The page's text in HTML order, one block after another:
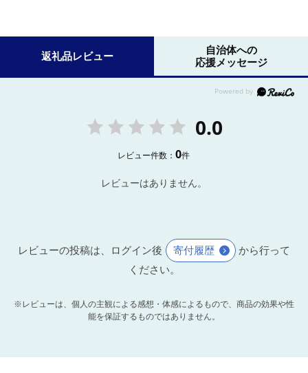
返礼品レビュー
自治体への
応援メッセージ
0.0
レビュー件数：0件
レビューはありません。
レビューの投稿は、ログイン後 寄付履歴
から行って
ください。
※レビューは、個人の主観による感想・体感によるもので、商品の効果や性
能を保証するものではありません。